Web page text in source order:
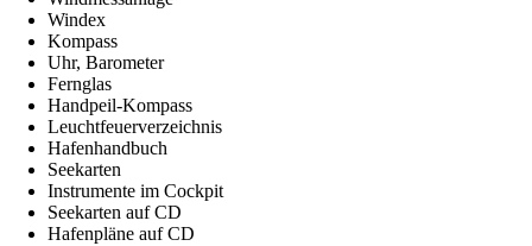
Windex
Kompass
Uhr, Barometer
Fernglas
Handpeil-Kompass
Leuchtfeuerverzeichnis
Hafenhandbuch
Seekarten
Instrumente im Cockpit
Seekarten auf CD
Hafenpläne auf CD